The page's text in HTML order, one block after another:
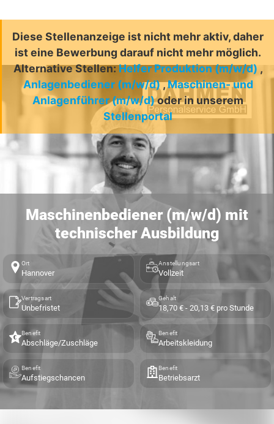
Diese Stellenanzeige ist nicht mehr aktiv, daher
ist eine Bewerbung darauf nicht mehr möglich.
Alternative Stellen:Helfer Produktion (m/w/d) ,
Anlagenbediener (m/w/d),Maschinen- und
Anlagenführer (m/w/d)oder in unserem
Stellenportal
Maschinenbediener (m/w/d) mit
technischer Ausbildung
Ort
Hannover
Anstellungsart
Vollzeit
Vertragsart
Unbefristet
Gehalt
18,70 € - 20,13 € pro Stunde
Benefit
Abschläge/Zuschläge
Benefit
Arbeitskleidung
Benefit
Aufstiegschancen
Benefit
Betriebsarzt